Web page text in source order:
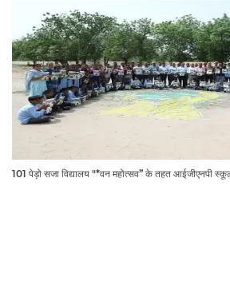
101 पेड़ो सजा विद्यालय "*वन महोत्सव” के तहत आईजीएनपी